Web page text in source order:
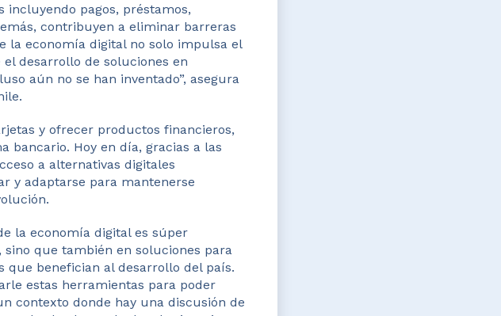
incluyendo pagos, préstamos,
contribuyen a eliminar barreras
la economía digital no solo impulsa el
desarrollo de soluciones en
aún no se han inventado”, asegura
y ofrecer productos financieros,
bancario. Hoy en día, gracias a las
a alternativas digitales
y adaptarse para mantenerse
la economía digital es súper
que también en soluciones para
que benefician al desarrollo del país.
estas herramientas para poder
contexto donde hay una discusión de